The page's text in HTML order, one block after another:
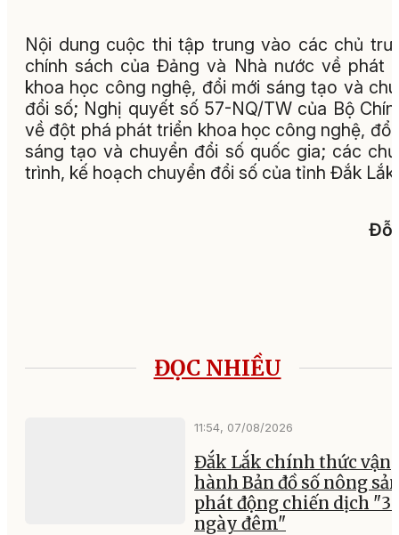
Nội dung cuộc thi tập trung vào các chủ
chính sách của Đảng và Nhà nước về phát
khoa học công nghệ, đổi mới sáng tạo và
đổi số; Nghị quyết số 57-NQ/TW của Bộ
về đột phá phát triển khoa học công nghệ, đổi
sáng tạo và chuyển đổi số quốc gia; các
trình, kế hoạch chuyển đổi số của tỉnh Đắk Lắk.
Đỗ
ĐỌC NHIỀU
11:54, 07/08/2026
Đắk Lắk chính thức vận
hành Bản đồ số nông
phát động chiến dịch
ngày đêm"